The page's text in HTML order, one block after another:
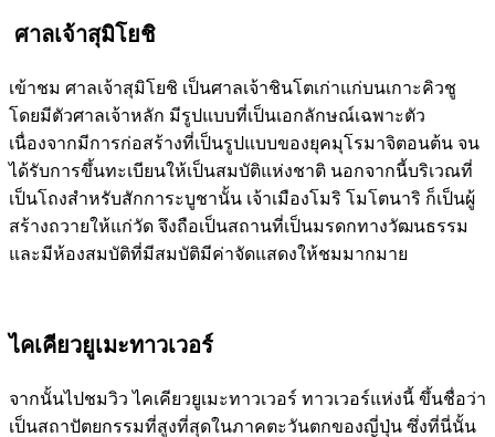
ศาลเจ้าสุมิโยชิ
เข้าชม ศาลเจ้าสุมิโยชิ เป็นศาลเจ้าชินโตเก่าแก่บนเกาะคิวชู
โดยมีตัวศาลเจ้าหลัก มีรูปแบบที่เป็นเอกลักษณ์เฉพาะตัว
เนื่องจากมีการก่อสร้างที่เป็นรูปแบบของยุคมุโรมาจิตอนต้น จน
ได้รับการขึ้นทะเบียนให้เป็นสมบัติแห่งชาติ นอกจากนี้บริเวณที่
เป็นโถงสำหรับสักการะบูชานั้น เจ้าเมืองโมริ โมโตนาริ ก็เป็นผู้
สร้างถวายให้แก่วัด จึงถือเป็นสถานที่เป็นมรดกทางวัฒนธรรม
และมีห้องสมบัติที่มีสมบัติมีค่าจัดแสดงให้ชมมากมาย
ไคเคียวยูเมะทาวเวอร์
จากนั้นไปชมวิว ไคเคียวยูเมะทาวเวอร์ ทาวเวอร์แห่งนี้ ขึ้นชื่อว่า
เป็นสถาปัตยกรรมที่สูงที่สุดในภาคตะวันตกของญี่ปุ่น ซึ่งที่นี่นั้น